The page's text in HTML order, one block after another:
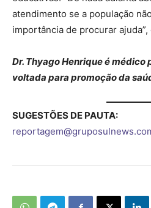
atendimento se a população
importância de procurar ajuda”,
Dr. Thyago Henrique é
voltada para promoção da
SUGESTÕES DE PAUTA: